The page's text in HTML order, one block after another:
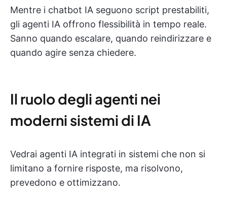
Mentre i chatbot IA seguono script prestabiliti,
gli agenti IA offrono flessibilità in tempo reale.
Sanno quando escalare, quando reindirizzare e
quando agire senza chiedere.
Il ruolo degli agenti nei
moderni sistemi di IA
Vedrai agenti IA integrati in sistemi che non si
limitano a fornire risposte, ma risolvono,
prevedono e ottimizzano.